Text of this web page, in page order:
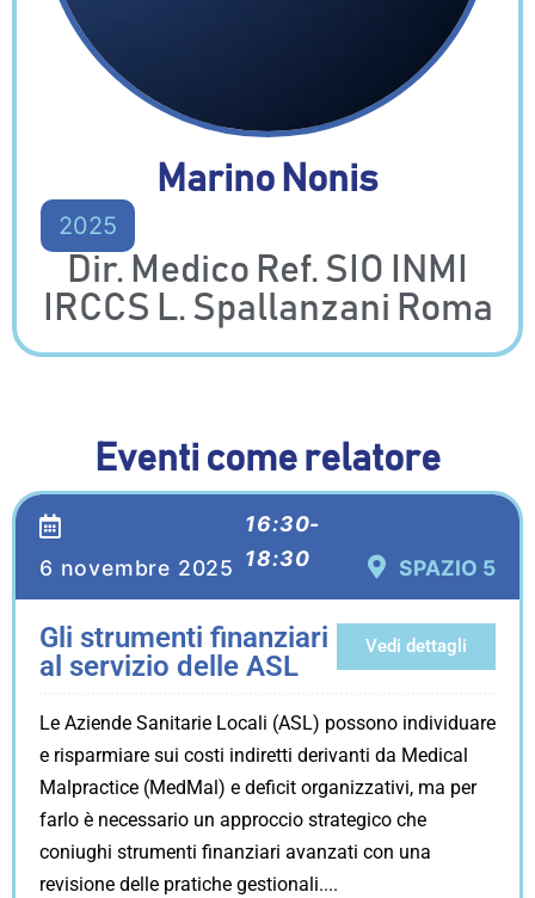
Marino Nonis
2025
Dir. Medico Ref. SIO INMI
IRCCS L. Spallanzani Roma
Eventi come relatore
6 novembre 2025
16:30-
18:30
SPAZIO 5
Gli strumenti finanziari
al servizio delle ASL
Vedi dettagli
Le Aziende Sanitarie Locali (ASL) possono individuare
e risparmiare sui costi indiretti derivanti da Medical
Malpractice (MedMal) e deficit organizzativi, ma per
farlo è necessario un approccio strategico che
coniughi strumenti finanziari avanzati con una
revisione delle pratiche gestionali.